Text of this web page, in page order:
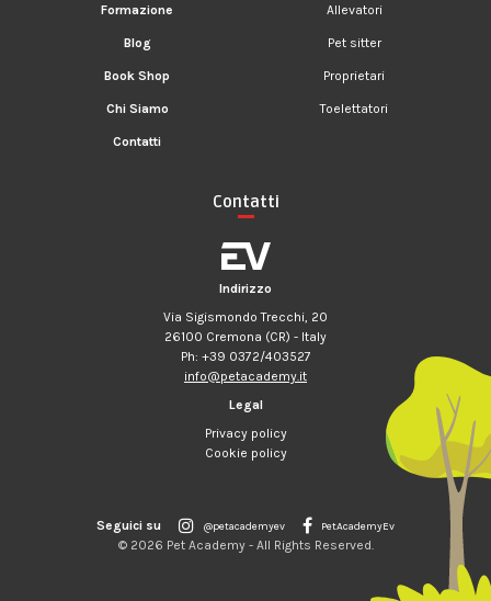
Formazione
Blog
Book Shop
Chi Siamo
Contatti
Allevatori
Pet sitter
Proprietari
Toelettatori
Contatti
Indirizzo
Via Sigismondo Trecchi, 20
26100 Cremona (CR) - Italy
Ph: +39 0372/403527
info@petacademy.it
Legal
Privacy policy
Cookie policy
Seguici su @petacademyev PetAcademyEv
© 2026 Pet Academy - All Rights Reserved.